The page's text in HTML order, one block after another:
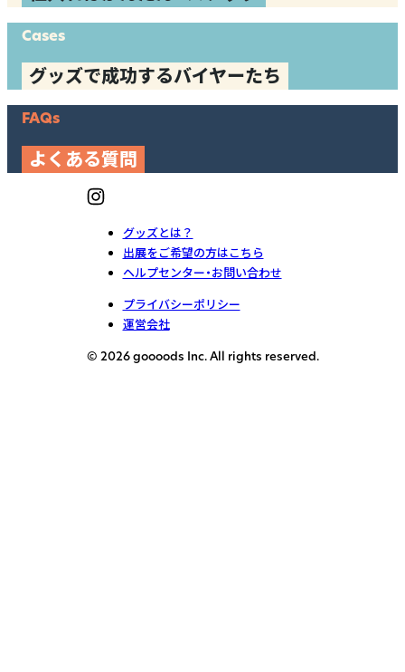
Cases
グッズで成功するバイヤーたち
FAQs
よくある質問
グッズとは？
出展をご希望の方はこちら
ヘルプセンター・お問い合わせ
プライバシーポリシー
運営会社
© 2026 goooods Inc. All rights reserved.